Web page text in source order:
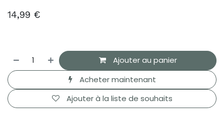
14,99 €
Ajouter au panier
Acheter maintenant
Ajouter à la liste de souhaits